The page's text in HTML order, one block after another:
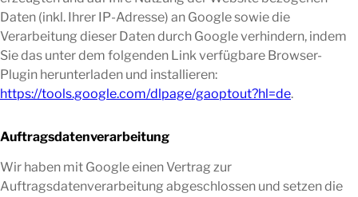
Daten (inkl. Ihrer IP-Adresse) an Google sowie die
Verarbeitung dieser Daten durch Google verhindern, indem
Sie das unter dem folgenden Link verfügbare Browser-
Plugin herunterladen und installieren:
https://tools.google.com/dlpage/gaoptout?hl=de.
Auftragsdatenverarbeitung
Wir haben mit Google einen Vertrag zur
Auftragsdatenverarbeitung abgeschlossen und setzen die